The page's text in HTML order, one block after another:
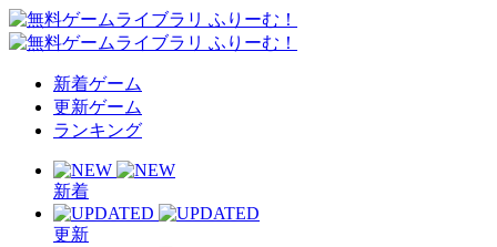
新着ゲーム
更新ゲーム
ランキング
新着
更新